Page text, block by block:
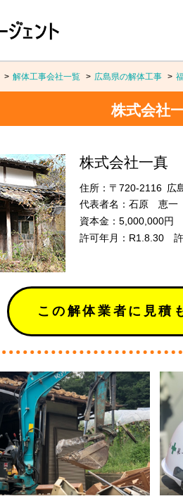
解体工事会社一覧 広島県の解体工事
株式会社
株式会社一真
住所：〒720-2116 広
代表者名：石原 恵一
資本金：5,000,000円
許可年月：R1.8.30
この解体業者に見積